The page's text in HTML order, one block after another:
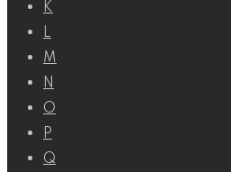
K
L
M
N
O
P
Q